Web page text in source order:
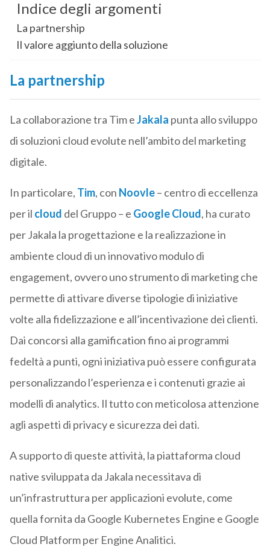
Indice degli argomenti
La partnership
Il valore aggiunto della soluzione
La partnership
La collaborazione tra Tim eJakala punta allo sviluppo
di soluzioni cloud evolute nell’ambito del marketing
digitale.
In particolare, Tim, con Noovle– centro di eccellenza
per il cloud del Gruppo – e Google Cloud, ha curato
per Jakala la progettazione e la realizzazione in
ambiente cloud di un innovativo modulo di
engagement, ovvero uno strumento di marketing che
permette di attivare diverse tipologie di iniziative
volte alla fidelizzazione e all’incentivazione dei clienti.
Dai concorsi alla gamification fino ai programmi
fedeltà a punti, ogni iniziativa può essere configurata
personalizzando l’esperienza e i contenuti grazie ai
modelli di analytics. Il tutto con meticolosa attenzione
agli aspetti di privacy e sicurezza dei dati.
A supporto di queste attività, la piattaforma cloud
native sviluppata da Jakala necessitava di
un’infrastruttura per applicazioni evolute, come
quella fornita da Google Kubernetes Engine e Google
Cloud Platform per Engine Analitici.